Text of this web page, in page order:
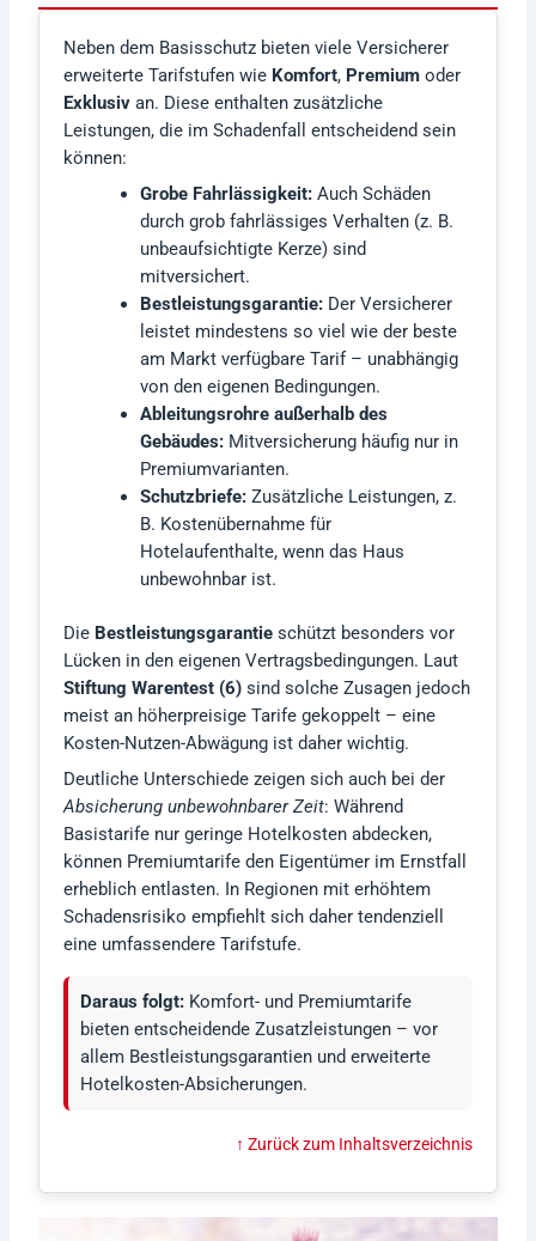
Neben dem Basisschutz bieten viele Versicherer
erweiterte Tarifstufen wie Komfort, Premium oder
Exklusiv an. Diese enthalten zusätzliche
Leistungen, die im Schadenfall entscheidend sein
können:
Grobe Fahrlässigkeit: Auch Schäden
durch grob fahrlässiges Verhalten (z. B.
unbeaufsichtigte Kerze) sind
mitversichert.
Bestleistungsgarantie: Der Versicherer
leistet mindestens so viel wie der beste
am Markt verfügbare Tarif – unabhängig
von den eigenen Bedingungen.
Ableitungsrohre außerhalb des
Gebäudes: Mitversicherung häufig nur in
Premiumvarianten.
Schutzbriefe: Zusätzliche Leistungen, z.
B. Kostenübernahme für
Hotelaufenthalte, wenn das Haus
unbewohnbar ist.
Die Bestleistungsgarantie schützt besonders vor
Lücken in den eigenen Vertragsbedingungen. Laut
Stiftung Warentest (6) sind solche Zusagen jedoch
meist an höherpreisige Tarife gekoppelt – eine
Kosten-Nutzen-Abwägung ist daher wichtig.
Deutliche Unterschiede zeigen sich auch bei der
Absicherung unbewohnbarer Zeit: Während
Basistarife nur geringe Hotelkosten abdecken,
können Premiumtarife den Eigentümer im Ernstfall
erheblich entlasten. In Regionen mit erhöhtem
Schadensrisiko empfiehlt sich daher tendenziell
eine umfassendere Tarifstufe.
Daraus folgt: Komfort- und Premiumtarife
bieten entscheidende Zusatzleistungen – vor
allem Bestleistungsgarantien und erweiterte
Hotelkosten-Absicherungen.
↑ Zurück zum Inhaltsverzeichnis